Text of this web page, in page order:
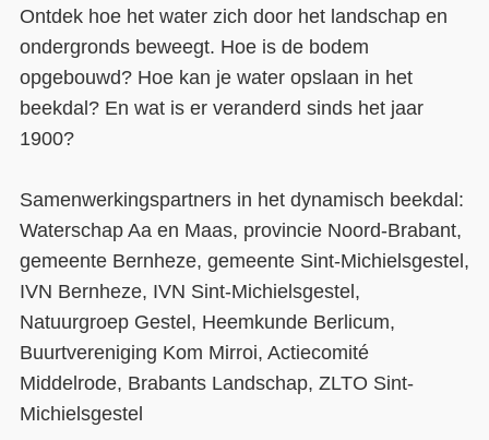
Ontdek hoe het water zich door het landschap en
ondergronds beweegt. Hoe is de bodem
opgebouwd? Hoe kan je water opslaan in het
beekdal? En wat is er veranderd sinds het jaar
1900?
Samenwerkingspartners in het dynamisch beekdal:
Waterschap Aa en Maas, provincie Noord-Brabant,
gemeente Bernheze, gemeente Sint-Michielsgestel,
IVN Bernheze, IVN Sint-Michielsgestel,
Natuurgroep Gestel, Heemkunde Berlicum,
Buurtvereniging Kom Mirroi, Actiecomité
Middelrode, Brabants Landschap, ZLTO Sint-
Michielsgestel